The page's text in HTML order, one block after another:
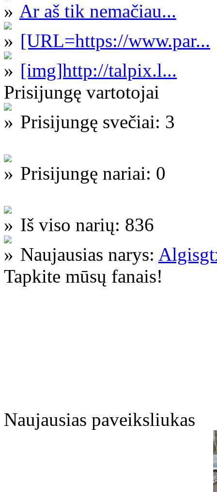
Ar aš tik nemačiau...
[URL=https://www.par...
[img]http://talpix.l...
Prisijungę vartotojai
Prisijungę svečiai: 3
Prisijungę nariai: 0
Iš viso narių: 836
Naujausias narys:
Tapkite mūsų fanais!
Naujausias paveiksliukas